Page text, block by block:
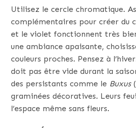
Utilisez le cercle chromatique.
complémentaires pour créer du
et le violet fonctionnent très
une ambiance apaisante,
couleurs proches. Pensez à
doit pas être vide durant la
des persistants comme le Buxus
graminées décoratives. Leurs
l’espace même sans fleurs.